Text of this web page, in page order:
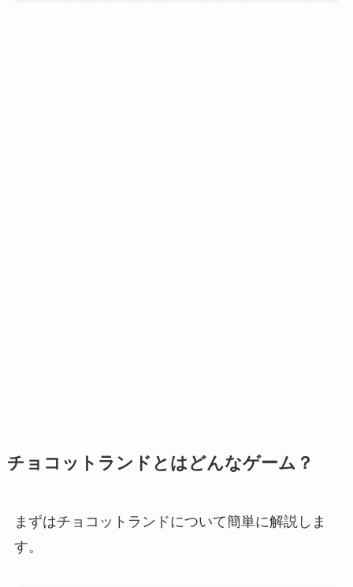
チョコットランドとはどんなゲーム？
まずはチョコットランドについて簡単に解説しま
す。